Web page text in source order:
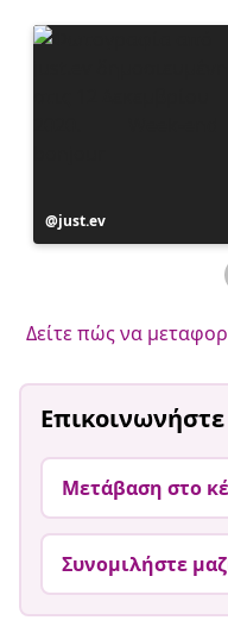
Η
ανάρτηση
just.ev
Δείτε πώς να
Μετάβαση στο
Συνομιλήστε